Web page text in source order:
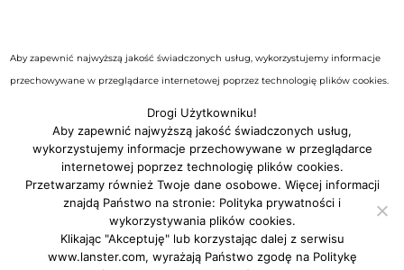
Aby zapewnić najwyższą jakość świadczonych usług, wykorzystujemy informacje
przechowywane w przeglądarce internetowej poprzez technologię plików cookies.
prywatności i wykorzystywania plików cookies serwisu
Drogi Użytkowniku!
Aby zapewnić najwyższą jakość świadczonych usług,
wykorzystujemy informacje przechowywane w przeglądarce
internetowej poprzez technologię plików cookies.
Przetwarzamy również Twoje dane osobowe. Więcej informacji
znajdą Państwo na stronie: Polityka prywatności i
wykorzystywania plików cookies.
Klikając "Akceptuję" lub korzystając dalej z serwisu
www.lanster.com, wyrażają Państwo zgodę na Politykę